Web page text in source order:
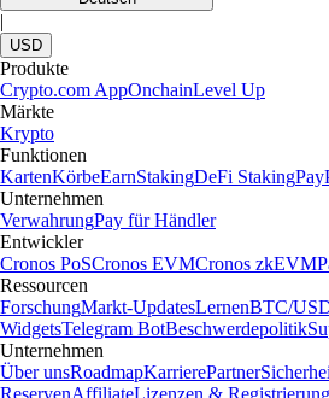
|
USD
Produkte
Crypto.com AppOnchainLevel Up
Märkte
Krypto
Funktionen
KartenKörbeEarnStakingDeFi StakingPay
Unternehmen
VerwahrungPay für Händler
Entwickler
Cronos PoSCronos EVMCronos zkEVM
Ressourcen
ForschungMarkt-UpdatesLernenBTC/
WidgetsTelegram BotBeschwerdepolitik
Unternehmen
Über unsRoadmapKarrierePartner
ReservenAffiliateLizenzen &